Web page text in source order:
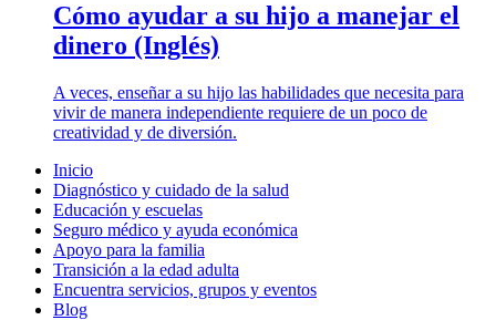
Cómo ayudar a su hijo a manejar el
dinero (Inglés)
A veces, enseñar a su hijo las habilidades que necesita para
vivir de manera independiente requiere de un poco de
creatividad y de diversión.
Inicio
Diagnóstico y cuidado de la salud
Educación y escuelas
Seguro médico y ayuda económica
Apoyo para la familia
Transición a la edad adulta
Encuentra servicios, grupos y eventos
Blog